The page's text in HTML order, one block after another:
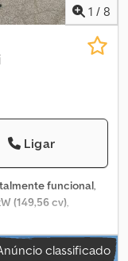
1 / 8
Ligar
funcional,
(149,56 cv),
2011,
usado ISUZU M
classificado